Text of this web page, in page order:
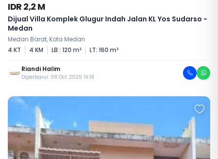
IDR 2,2 M
Dijual Villa Komplek Glugur Indah Jalan KL Yos Sudarso -
Medan
Medan Barat, Kota Medan
4 KT
4 KM LB : 120 m² LT: 160 m²
Riandi Halim
Diperbarui: 08 Oct 2025 16:18